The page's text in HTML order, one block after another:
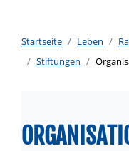
Startseite Leben
Stiftungen